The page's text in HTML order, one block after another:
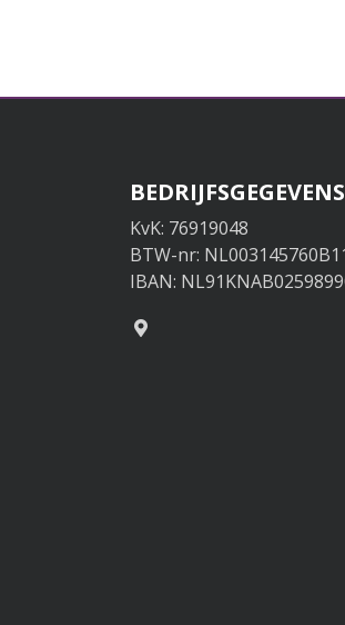
BEDRIJFSGEGEVENS
KvK: 76919048
BTW-nr:
IBAN: